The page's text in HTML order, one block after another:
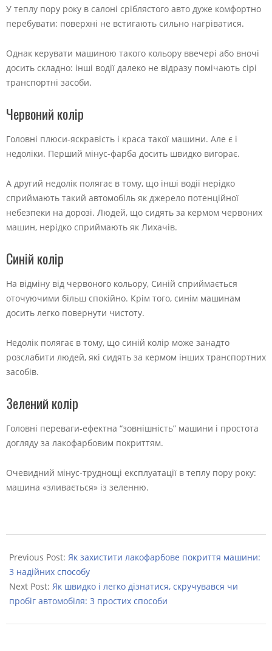
У теплу пору року в салоні сріблястого авто дуже комфортно
перебувати: поверхні не встигають сильно нагріватися.
Однак керувати машиною такого кольору ввечері або вночі
досить складно: інші водії далеко не відразу помічають сірі
транспортні засоби.
Червоний колір
Головні плюси-яскравість і краса такої машини. Але є і
недоліки. Перший мінус-фарба досить швидко вигорає.
А другий недолік полягає в тому, що інші водії нерідко
сприймають такий автомобіль як джерело потенційної
небезпеки на дорозі. Людей, що сидять за кермом червоних
машин, нерідко сприймають як Лихачів.
Синій колір
На відміну від червоного кольору, Синій сприймається
оточуючими більш спокійно. Крім того, синім машинам
досить легко повернути чистоту.
Недолік полягає в тому, що синій колір може занадто
розслабити людей, які сидять за кермом інших транспортних
засобів.
Зелений колір
Головні переваги-ефектна “зовнішність” машини і простота
догляду за лакофарбовим покриттям.
Очевидний мінус-труднощі експлуатації в теплу пору року:
машина «зливається» із зеленню.
09-
04
Previous Post: Як захистити лакофарбове покриття машини:
3 надійних способу
Next Post: Як швидко і легко дізнатися, скручувався чи
пробіг автомобіля: 3 простих способи